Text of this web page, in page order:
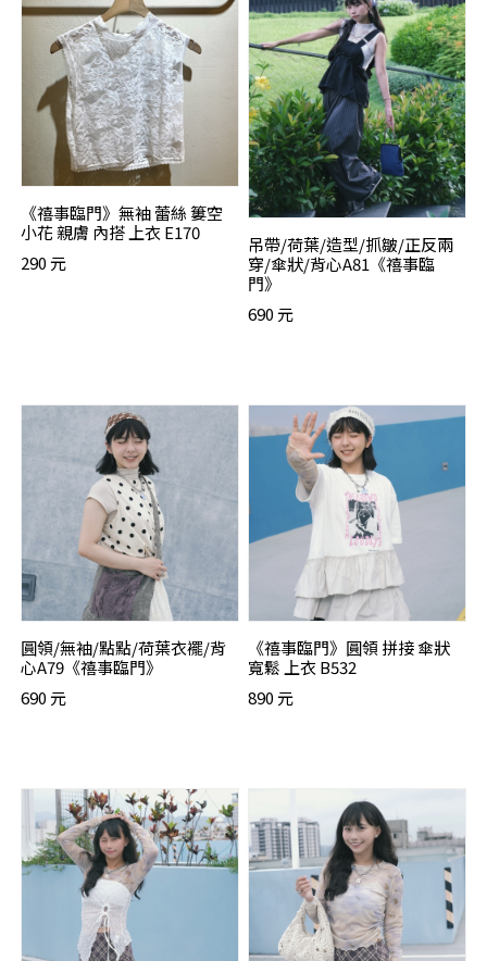
《禧事臨門》無袖 蕾絲 簍空
小花 親膚 內搭 上衣 E170
290 元
吊帶/荷葉/造型/抓皺/正反兩
穿/傘狀/背心A81《禧事臨
門》
690 元
圓領/無袖/點點/荷葉衣襬/背
心A79《禧事臨門》
690 元
《禧事臨門》圓領 拼接 傘狀
寬鬆 上衣 B532
890 元